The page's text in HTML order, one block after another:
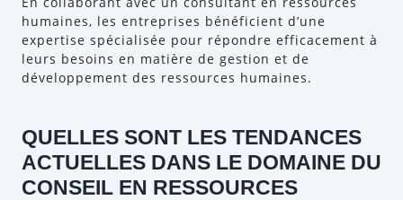
humaines, les entreprises bénéficient d’une
expertise spécialisée pour répondre efficacement à
leurs besoins en matière de gestion et de
développement des ressources humaines.
QUELLES SONT LES TENDANCES
ACTUELLES DANS LE DOMAINE DU
CONSEIL EN RESSOURCES